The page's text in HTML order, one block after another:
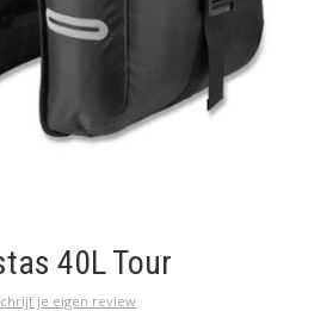
40L Tour
je eigen review